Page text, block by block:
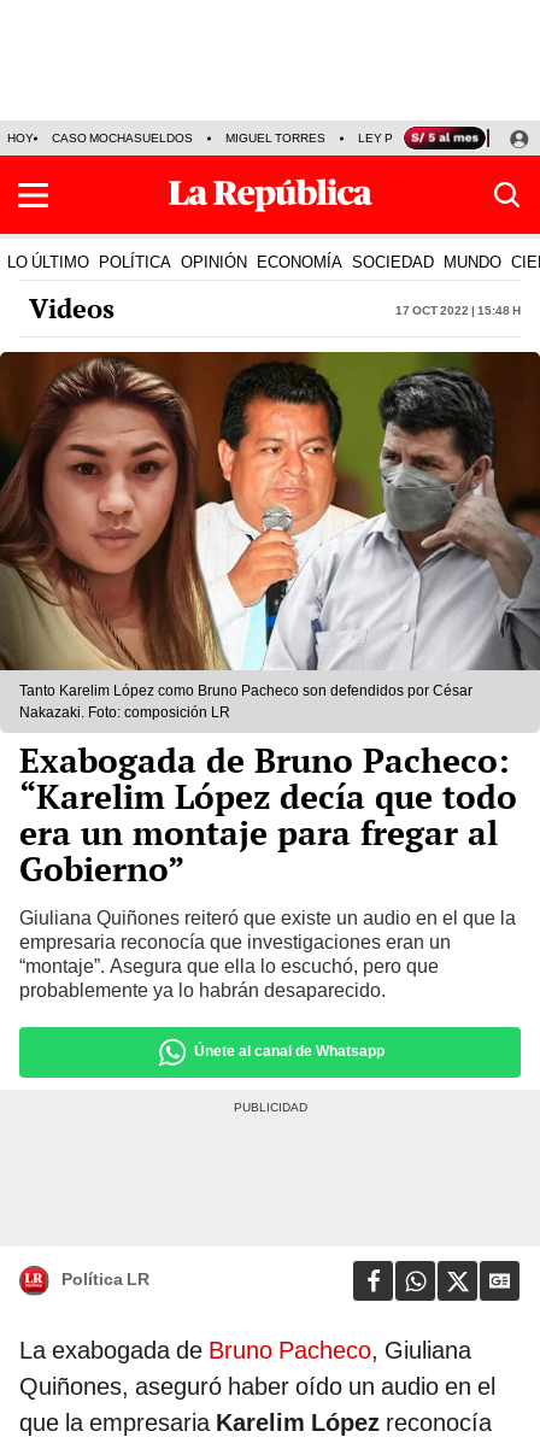
HOY CASO MOCHASUELDOS MIGUEL TORRES LEY PULPÍN PRECIO DEL
LO ÚLTIMO POLÍTICA OPINIÓN ECONOMÍA SOCIEDAD MUNDO
Videos 17 Oct 2022 | 15:48 h
Tanto Karelim López como Bruno Pacheco son defendidos por César
Nakazaki. Foto: composición LR
Exabogada de Bruno Pacheco:
“Karelim López decía que todo
era un montaje para fregar al
Gobierno”
Giuliana Quiñones reiteró que existe un audio en el que la
empresaria reconocía que investigaciones eran un
“montaje”. Asegura que ella lo escuchó, pero que
probablemente ya lo habrán desaparecido.
Únete al canal de Whatsapp
Política LR
La exabogada de Bruno Pacheco, Giuliana
Quiñones, aseguró haber oído un audio en el
que la empresaria Karelim López reconocía